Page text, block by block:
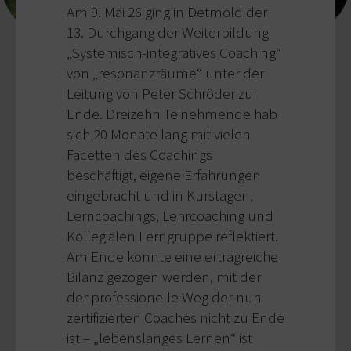
Am 9. Mai 26 ging in Detmold der
13. Durchgang der Weiterbildung
„Systemisch-integratives Coaching“
von „resonanzräume“ unter der
Leitung von Peter Schröder zu
Ende. Dreizehn Teinehmende hab
sich 20 Monate lang mit vielen
Facetten des Coachings
beschäftigt, eigene Erfahrungen
eingebracht und in Kurstagen,
Lerncoachings, Lehrcoaching und
Kollegialen Lerngruppe reflektiert.
Am Ende konnte eine ertragreiche
Bilanz gezogen werden, mit der
der professionelle Weg der nun
zertifizierten Coaches nicht zu Ende
ist – „lebenslanges Lernen“ ist